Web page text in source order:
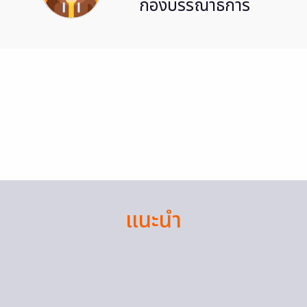
กองบรรณาธิการ
แนะนำ